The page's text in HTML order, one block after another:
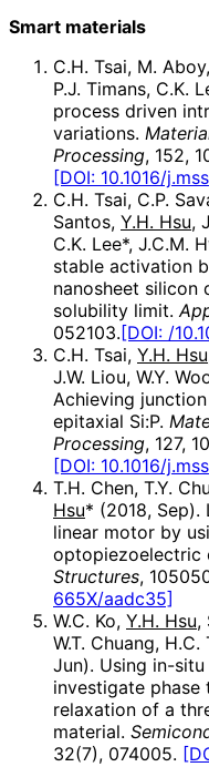
Smart materials
C.H. Tsai, M.
P.J. Timans, C.K.
process driven
variations.
Processing, 152,
[DOI: 10.1016/
C.H. Tsai, C.P.
Santos, Y.H. Hsu,
C.K. Lee*, J.C.M.
stable activation
nanosheet silicon
solubility limit.
052103. [DOI: /
C.H. Tsai, Y.H. Hsu
J.W. Liou, W.Y.
Achieving
epitaxial Si:P.
Processing, 127,
[DOI: 10.1016/
T.H. Chen, T.Y.
Hsu* (2018,
linear motor by
optopiezoelectric
Structures,
665X/aadc35]
W.C. Ko, Y.H. Hsu,
W.T. Chuang,
Jun). Using in-
investigate
relaxation of a
material.
32(7), 074005.